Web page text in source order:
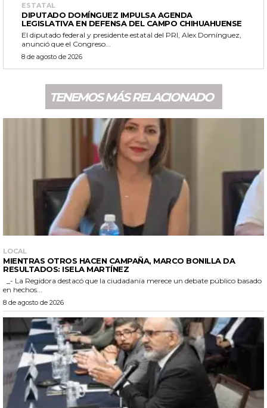
ESTATAL
DIPUTADO DOMÍNGUEZ IMPULSA AGENDA
LEGISLATIVA EN DEFENSA DEL CAMPO CHIHUAHUENSE
El diputado federal y presidente estatal del PRI, Alex Domínguez,
anunció que el Congreso...
8 de agosto de 2026
TENEMOS MÁS RELACIONADO
LOCAL
MIENTRAS OTROS HACEN CAMPAÑA, MARCO BONILLA DA
RESULTADOS: ISELA MARTÍNEZ
en hechos...
8 de agosto de 2026